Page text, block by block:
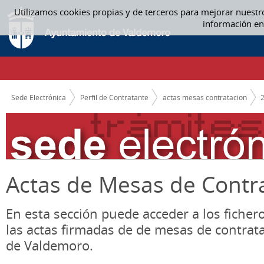
Utilizamos cookies propias y de terceros para mejorar
información
Saltar al contenido
02 FEBRERO - ACTAS MESAS CONTRATACION
CAMINO DE MIGAS
Sede Electrónica Perfil de Contratante actas mesas contratacion
Actas de Mesas de
En esta sección puede acceder a los
las actas firmadas de de mesas de
de Valdemoro.